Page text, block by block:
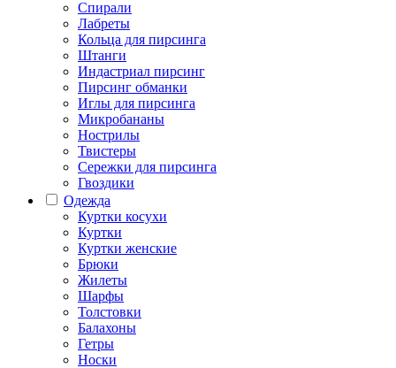
Спирали
Лабреты
Кольца для пирсинга
Штанги
Индастриал пирсинг
Пирсинг обманки
Иглы для пирсинга
Микробананы
Нострилы
Твистеры
Сережки для пирсинга
Гвоздики
Одежда
Куртки косухи
Куртки
Куртки женские
Брюки
Жилеты
Шарфы
Толстовки
Балахоны
Гетры
Носки